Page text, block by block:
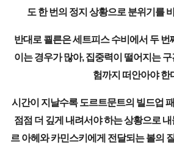
도 한 번의 정지 상황으로 분위기를
반대로 쾰른은 세트피스 수비에서 두 번
이는 경우가 많아, 집중력이 떨어지는
험까지 떠안아야 한
시간이 지날수록 도르트문트의 빌드업
점점 더 깊게 내려서야 하는 상황으로
르 아헤와 카민스키에게 전달되는 볼의